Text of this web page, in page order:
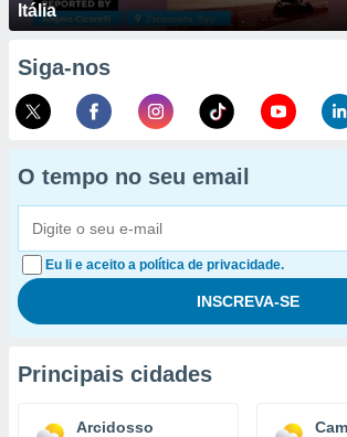
Itália
Siga-nos
O tempo no seu email
Eu li e aceito a política de privacidade.
Principais cidades
Arcidosso